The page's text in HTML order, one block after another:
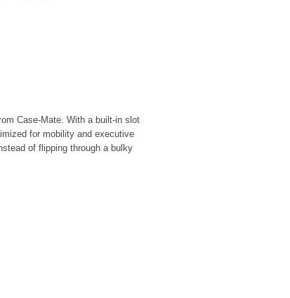
Case-Mate. With a built-in slot
for mobility and executive
of flipping through a bulky